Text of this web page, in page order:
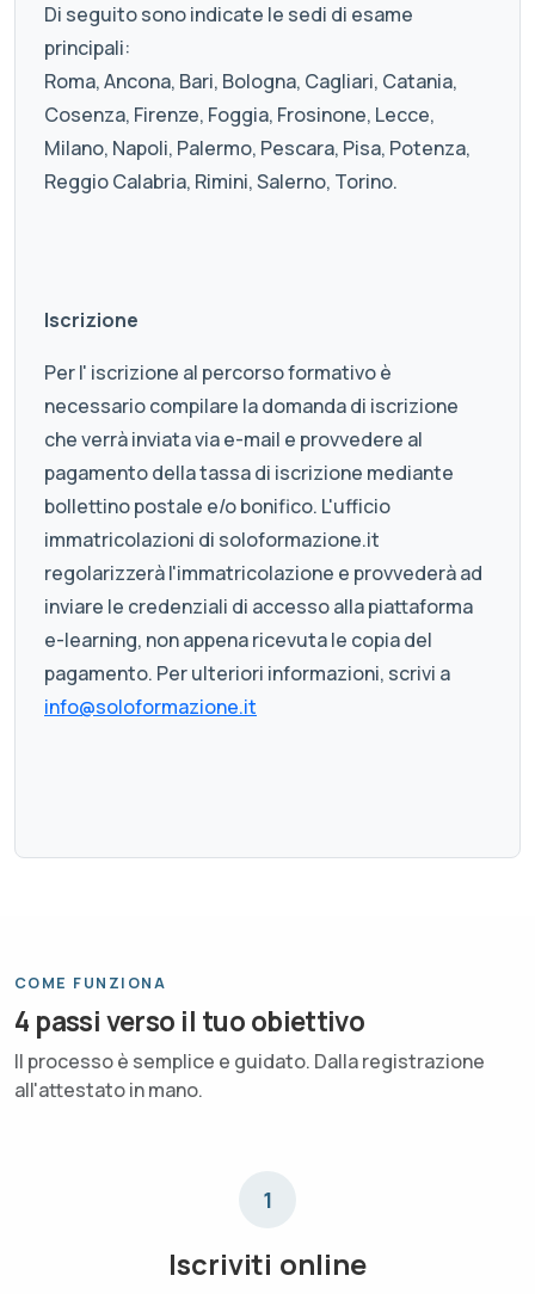
Di seguito sono indicate le sedi di esame
principali:
Roma, Ancona, Bari, Bologna, Cagliari, Catania,
Cosenza, Firenze, Foggia, Frosinone, Lecce,
Milano, Napoli, Palermo, Pescara, Pisa, Potenza,
Reggio Calabria, Rimini, Salerno, Torino.
Iscrizione
Per l' iscrizione al percorso formativo è
necessario compilare la domanda di iscrizione
che verrà inviata via e-mail e provvedere al
pagamento della tassa di iscrizione mediante
bollettino postale e/o bonifico. L'ufficio
immatricolazioni di soloformazione.it
regolarizzerà l'immatricolazione e provvederà ad
inviare le credenziali di accesso alla piattaforma
e-learning, non appena ricevuta le copia del
pagamento. Per ulteriori informazioni, scrivi a
info@soloformazione.it
COME FUNZIONA
4 passi verso il tuo obiettivo
Il processo è semplice e guidato. Dalla registrazione
all'attestato in mano.
1
Iscriviti online